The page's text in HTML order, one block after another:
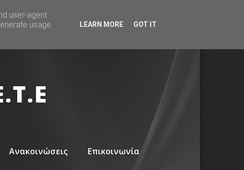
Ανακοινώσεις Επικοινωνία
user-agent
usage
LEARN MORE GOT IT